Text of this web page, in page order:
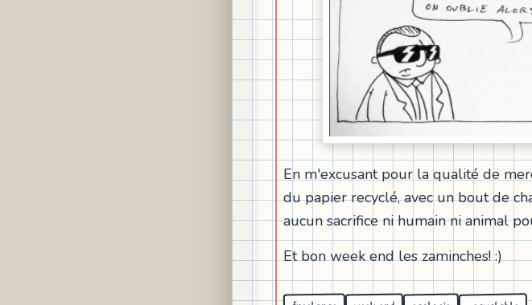
En m'excusant pour la qualité de
du papier recyclé, avec un bout de
aucun sacrifice ni humain ni animal
Et bon week end les zaminches! :)